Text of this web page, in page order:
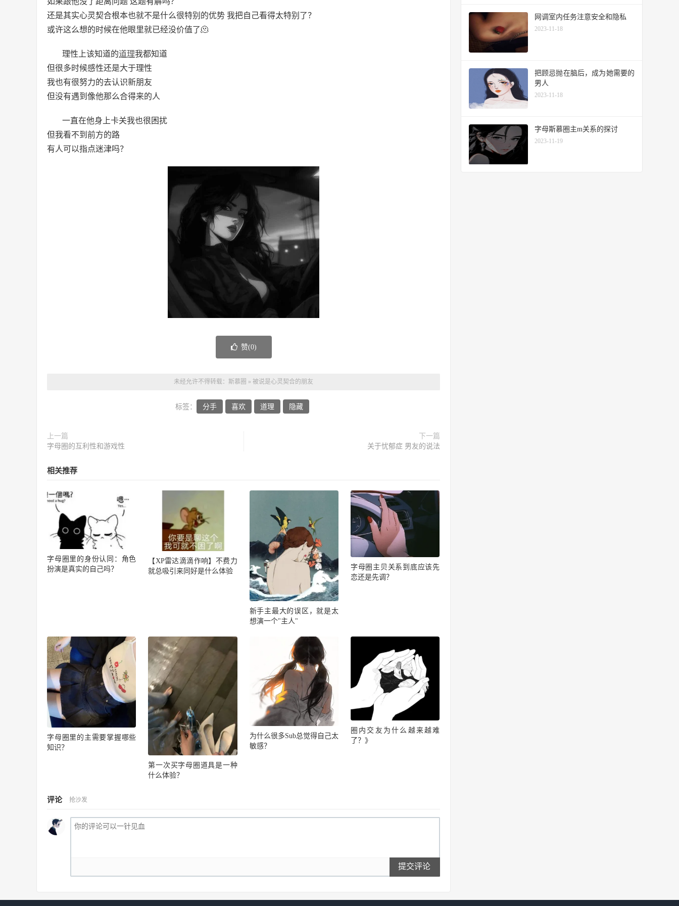
还是其实心灵契合根本也就不是什么很特别的优势 我把自己看得太特别了？
或许这么想的时候在他眼里就已经没价值了🫠
理性上该知道的道理我都知道
但很多时候感性还是大于理性
我也有很努力的去认识新朋友
但没有遇到像他那么合得来的人
一直在他身上卡关我也很困扰
但我看不到前方的路
有人可以指点迷津吗？
赞(0)
未经允许不得转载： 斯慕圈 » 被说是心灵契合的朋友
标签： 分手 喜欢 道理 隐藏
上一篇
字母圈的互利性和游戏性
下一篇
关于忧郁症 男友的说法
相关推荐
字母圈里的身份认同：角色
扮演是真实的自己吗？
【XP雷达滴滴作响】不费力
就总吸引来同好是什么体验
新手主最大的误区，就是太
想演一个"主人"
字母圈主贝关系到底应该先
恋还是先调？
字母圈里的主需要掌握哪些
知识？
第一次买字母圈道具是一种
什么体验？
为什么很多Sub总觉得自己太
敏感？
圈内交友为什么越来越难
了？》
评论 抢沙发
提交评论
网调室内任务注意安全和隐私
2023-11-18
把顾忌抛在脑后，成为她需要的
男人
2023-11-18
字母斯慕圈主m关系的探讨
2023-11-19